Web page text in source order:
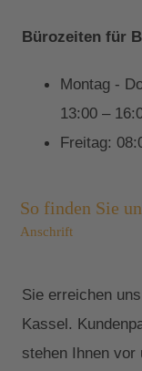
Bürozeiten für
Montag -
13:00 –
Freitag:
So finden Sie
Anschrift
Sie erreichen
Kassel.
stehen Ihnen vor